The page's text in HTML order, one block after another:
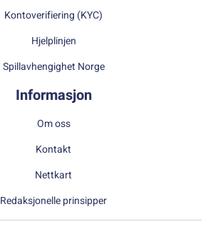
Kontoverifiering (KYC)
Hjelplinjen
Spillavhengighet Norge
Informasjon
Om oss
Kontakt
Nettkart
Redaksjonelle prinsipper